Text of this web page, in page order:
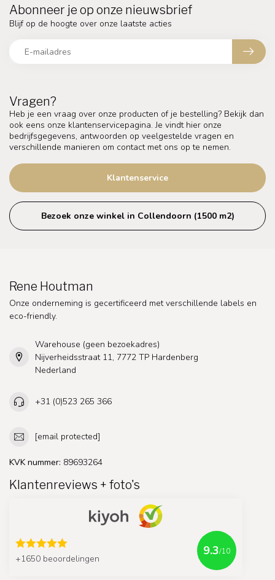
Vragen?
Heb je een vraag over onze producten of je bestelling? Bekijk dan
ook eens onze klantenservicepagina. Je vindt hier onze
bedrijfsgegevens, antwoorden op veelgestelde vragen en
verschillende manieren om contact met ons op te nemen.
Klantenservice
Bezoek onze winkel in Collendoorn (1500 m2)
Abonneer je op onze nieuwsbrief
Blijf op de hoogte over onze laatste acties
Rene Houtman
Onze onderneming is gecertificeerd met verschillende labels en
eco-friendly.
Warehouse (geen bezoekadres)
Nijverheidsstraat 11, 7772 TP Hardenberg
Nederland
+31 (0)523 265 366
[email protected]
KVK nummer: 89693264
Klantenreviews + foto's
+1650 beoordelingen
9.3/10